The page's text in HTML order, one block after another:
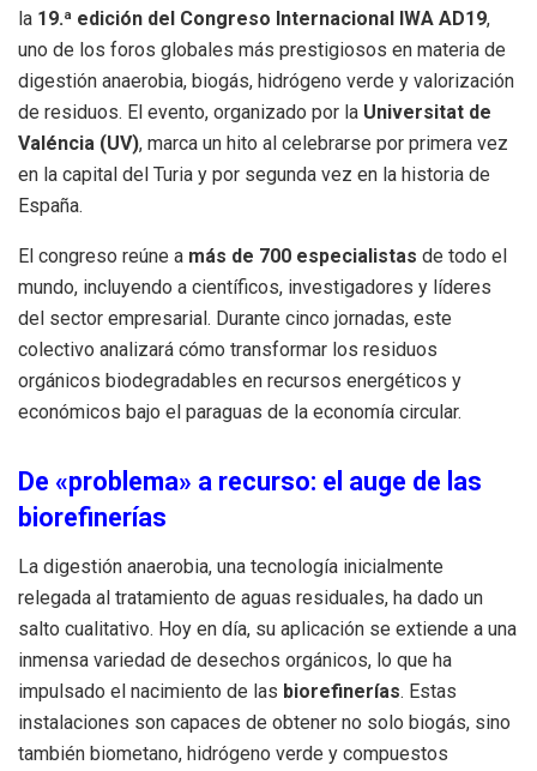
la 19.ª edición del Congreso Internacional IWA AD19,
uno de los foros globales más prestigiosos en materia de
digestión anaerobia, biogás, hidrógeno verde y valorización
de residuos. El evento, organizado por la Universitat de
Valéncia (UV), marca un hito al celebrarse por primera vez
en la capital del Turia y por segunda vez en la historia de
España.
El congreso reúne a más de 700 especialistas de todo el
mundo, incluyendo a científicos, investigadores y líderes
del sector empresarial. Durante cinco jornadas, este
colectivo analizará cómo transformar los residuos
orgánicos biodegradables en recursos energéticos y
económicos bajo el paraguas de la economía circular.
De «problema» a recurso: el auge de las
biorefinerías
La digestión anaerobia, una tecnología inicialmente
relegada al tratamiento de aguas residuales, ha dado un
salto cualitativo. Hoy en día, su aplicación se extiende a una
inmensa variedad de desechos orgánicos, lo que ha
impulsado el nacimiento de las biorefinerías. Estas
instalaciones son capaces de obtener no solo biogás, sino
también biometano, hidrógeno verde y compuestos